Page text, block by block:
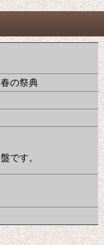
の祭典
です。